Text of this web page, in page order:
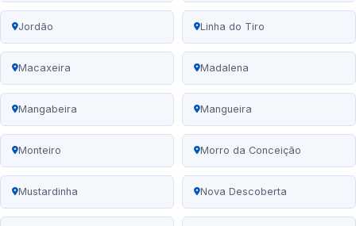
Jordão Linha do Tiro
Macaxeira Madalena
Mangabeira Mangueira
Monteiro Morro da Conceição
Mustardinha Nova Descoberta